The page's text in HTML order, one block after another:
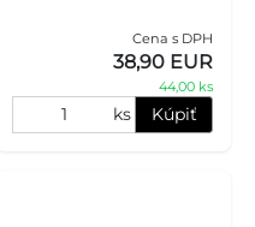
prémiové krmivo pre dos
Cena s DPH
38,90 EUR
44,00 ks
ks Kúpiť